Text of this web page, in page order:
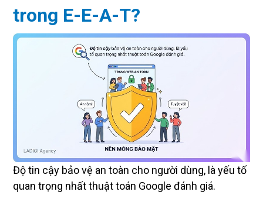
trong E-E-A-T?
Độ tin cậy bảo vệ an toàn cho người dùng, là yếu tố
quan trọng nhất thuật toán Google đánh giá.